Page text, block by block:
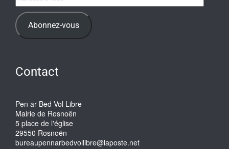
e-
mail Abonnez-vous
Contact
Pen ar Bed Vol Libre
Mairie de Rosnoën
5 place de l'église
29550 Rosnoën
bureaupennarbedvollibre@laposte.net